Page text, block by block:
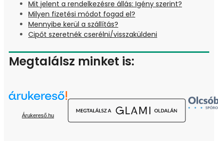
Mit jelent a rendelkezésre állás: Igény szerint?
Milyen fizetési módot fogad el?
Mennyibe kerül a szállítás?
Cipőt szeretnék cserélni/visszaküldeni
Megtalálsz minket is:
Árukereső.hu